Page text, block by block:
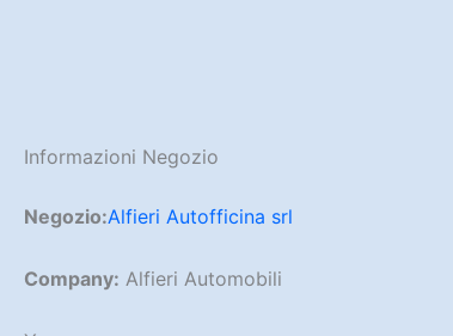
Informazioni Negozio
Negozio:Alfieri Autofficina srl
Company: Alfieri Automobili